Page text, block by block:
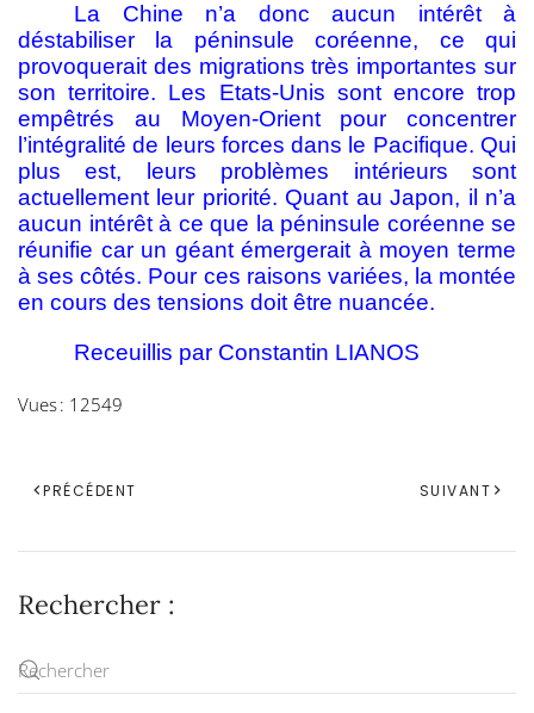
La Chine n’a donc aucun intérêt à
déstabiliser la péninsule coréenne, ce qui
provoquerait des migrations très importantes sur
son territoire. Les Etats-Unis sont encore trop
empêtrés au Moyen-Orient pour concentrer
l’intégralité de leurs forces dans le Pacifique. Qui
plus est, leurs problèmes intérieurs sont
actuellement leur priorité. Quant au Japon, il n’a
aucun intérêt à ce que la péninsule coréenne se
réunifie car un géant émergerait à moyen terme
à ses côtés. Pour ces raisons variées, la montée
en cours des tensions doit être nuancée.
Receuillis par Constantin LIANOS
Vues : 12549
PRÉCÉDENT SUIVANT
Rechercher :